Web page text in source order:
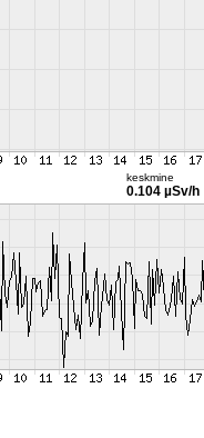
keskmine
0.104 µSv/h